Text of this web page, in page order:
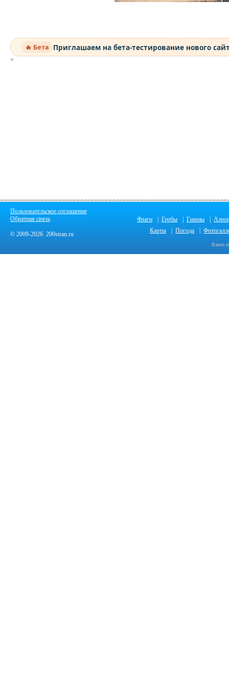
🔥 Бета Приглашаем на бета-тестирование нового
>
Пользовательское соглашение
Обратная связь
© 2009-2026 200stran.ru
Флаги Гербы Гимны
Карты
Погода
Взято